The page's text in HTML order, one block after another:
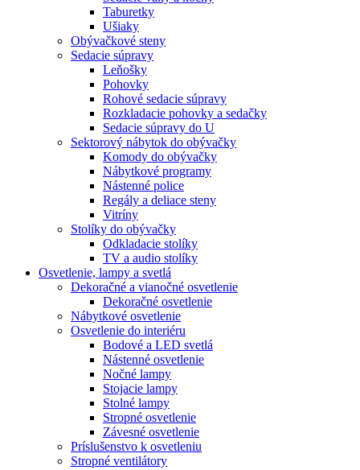
Taburetky
Ušiaky
Obývačkové steny
Sedacie súpravy
Leňošky
Pohovky
Rohové sedacie súpravy
Rozkladacie pohovky a sedačky
Sedacie súpravy do U
Sektorový nábytok do obývačky
Komody do obývačky
Nábytkové programy
Nástenné police
Regály a deliace steny
Vitríny
Stolíky do obývačky
Odkladacie stolíky
TV a audio stolíky
Osvetlenie, lampy a svetlá
Dekoračné a vianočné osvetlenie
Dekoračné osvetlenie
Nábytkové osvetlenie
Osvetlenie do interiéru
Bodové a LED svetlá
Nástenné osvetlenie
Nočné lampy
Stojacie lampy
Stolné lampy
Stropné osvetlenie
Závesné osvetlenie
Príslušenstvo k osvetleniu
Stropné ventilátory